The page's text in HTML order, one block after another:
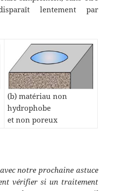
lentement par
(b) matériau non
hydrophobe
et non poreux
avec notre prochaine astuce
vérifier si un traitement